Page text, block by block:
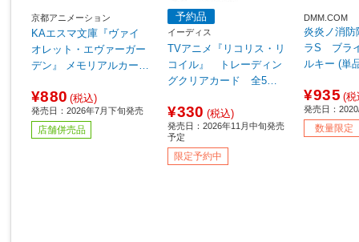
京都アニメーション
KAエスマ文庫『ヴァイ
オレット・エヴァーガー
デン』 メモリアルカード
売】【sof001】
¥880 (税込)
発売日：2026年7月下旬発売
店舗併売品
予約品
イーディス
TVアニメ『リコリス・リ
コイル』 トレーディン
グクリアカード 全5種
メ『リコリス・リコイ
ル』フェア特典対象
¥330 (税込)
発売日：2026年11月中旬発売
予定
限定予約中
DMM.COM
炎炎ノ消
ラS ブラ
ルキー (単
¥935 (税
発売日：
数量限定